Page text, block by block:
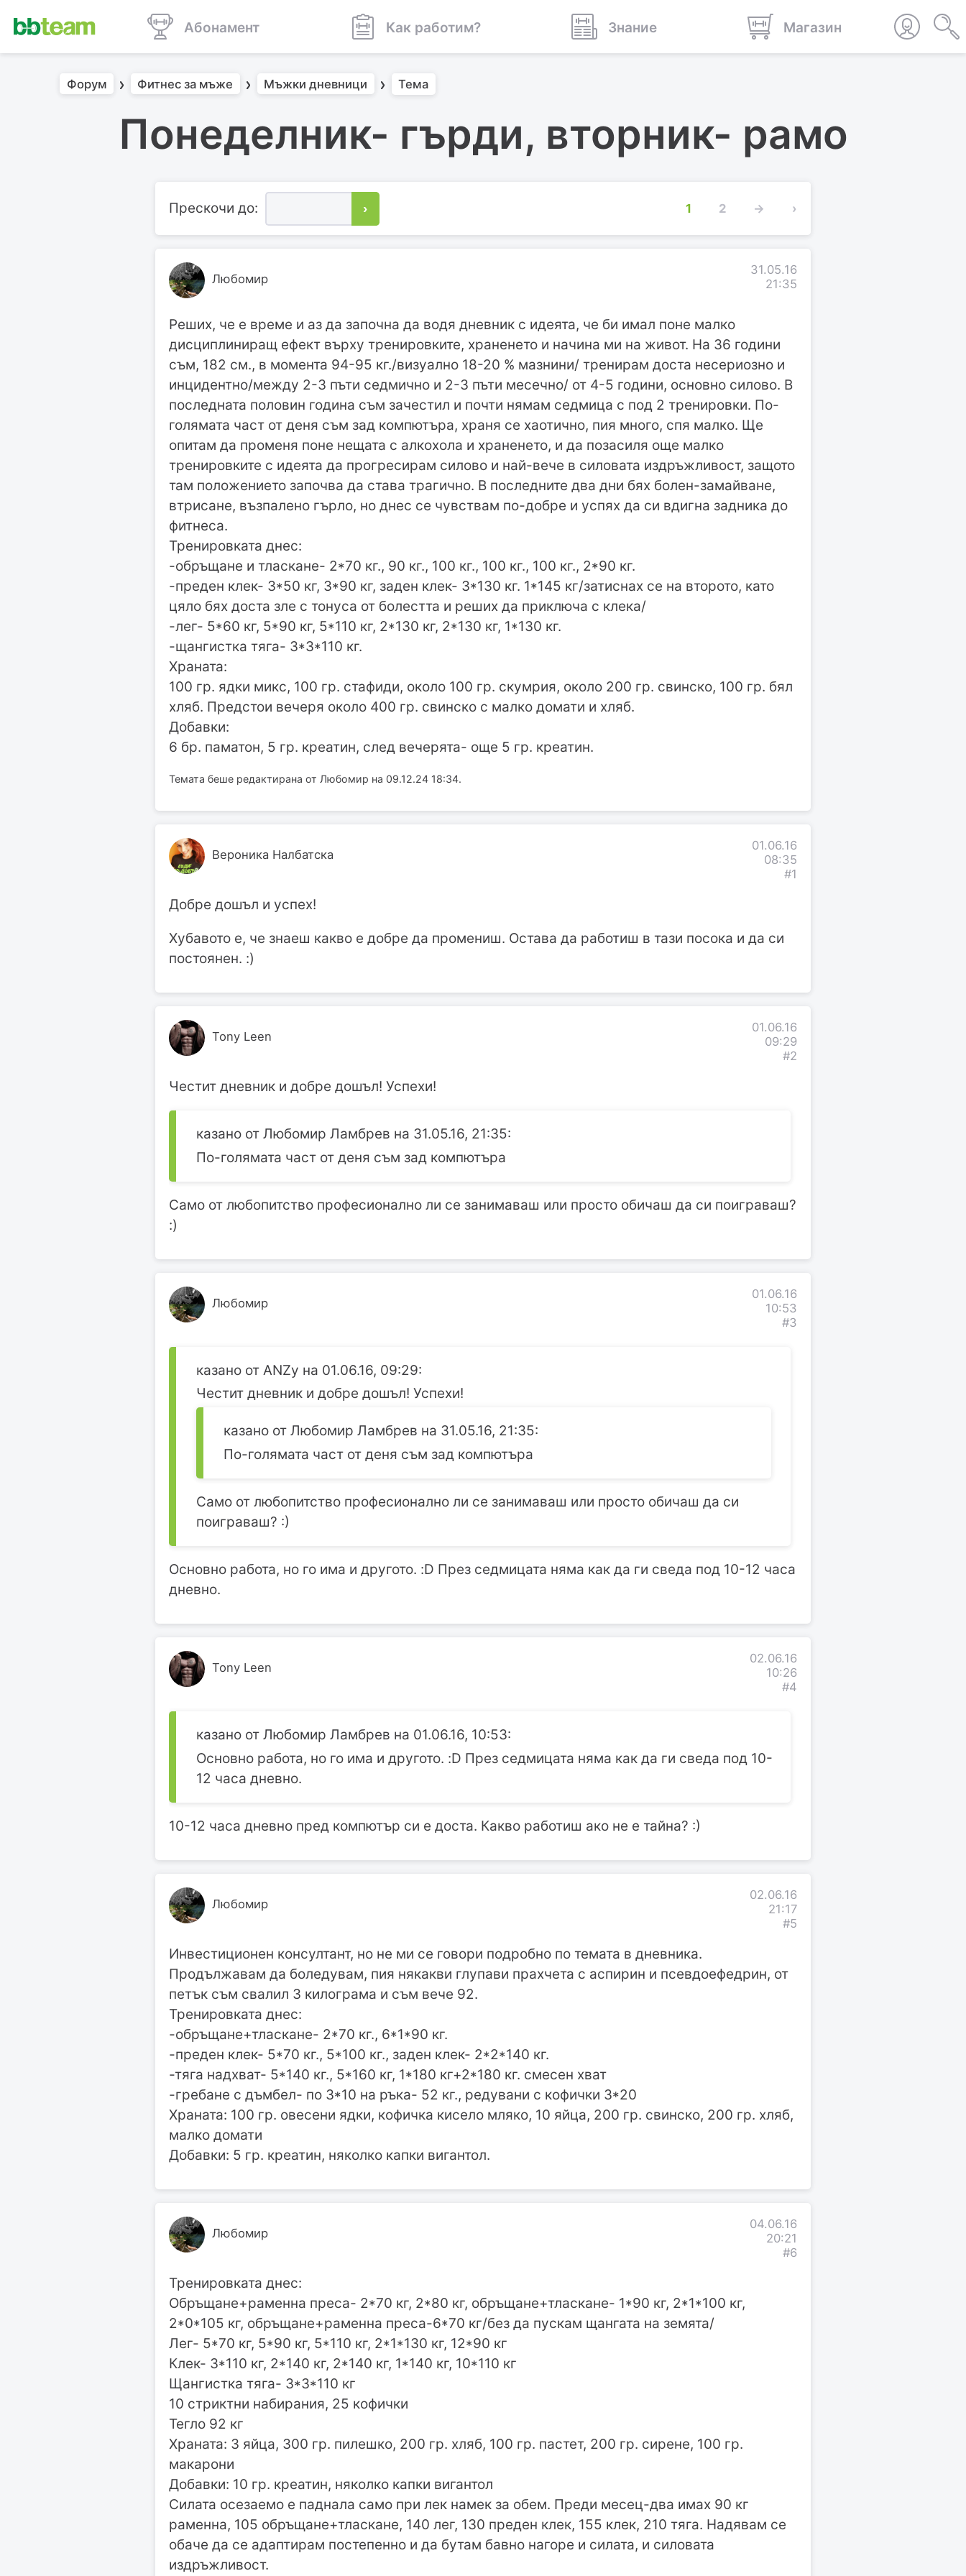
Абонамент Как работим? Знание Магазин
Форум Фитнес за мъже Мъжки дневници Тема
Понеделник- гърди, вторник- рамо
Прескочи до: › 1 2 → ›
Любомир
31.05.16
21:35
Реших, че е време и аз да започна да водя дневник с идеята, че би имал поне малко
дисциплиниращ ефект върху тренировките, храненето и начина ми на живот. На 36 години
съм, 182 см., в момента 94-95 кг./визуално 18-20 % мазнини/ тренирам доста несериозно и
инцидентно/между 2-3 пъти седмично и 2-3 пъти месечно/ от 4-5 години, основно силово. В
последната половин година съм зачестил и почти нямам седмица с под 2 тренировки. По-
голямата част от деня съм зад компютъра, храня се хаотично, пия много, спя малко. Ще
опитам да променя поне нещата с алкохола и храненето, и да позасиля още малко
тренировките с идеята да прогресирам силово и най-вече в силовата издръжливост, защото
там положението започва да става трагично. В последните два дни бях болен-замайване,
втрисане, възпалено гърло, но днес се чувствам по-добре и успях да си вдигна задника до
фитнеса.
Тренировката днес:
-обръщане и тласкане- 2*70 кг., 90 кг., 100 кг., 100 кг., 100 кг., 2*90 кг.
-преден клек- 3*50 кг, 3*90 кг, заден клек- 3*130 кг. 1*145 кг/затиснах се на второто, като
цяло бях доста зле с тонуса от болестта и реших да приключа с клека/
-лег- 5*60 кг, 5*90 кг, 5*110 кг, 2*130 кг, 2*130 кг, 1*130 кг.
-щангистка тяга- 3*3*110 кг.
Храната:
100 гр. ядки микс, 100 гр. стафиди, около 100 гр. скумрия, около 200 гр. свинско, 100 гр. бял
хляб. Предстои вечеря около 400 гр. свинско с малко домати и хляб.
Добавки:
6 бр. паматон, 5 гр. креатин, след вечерята- още 5 гр. креатин.
Темата беше редактирана от Любомир на 09.12.24 18:34.
Вероника Налбатска
01.06.16
08:35
#1
Добре дошъл и успех!
Хубавото е, че знаеш какво е добре да промениш. Остава да работиш в тази посока и да си
постоянен. :)
Tony Leen
01.06.16
09:29
#2
Честит дневник и добре дошъл! Успехи!
казано от Любомир Ламбрев на 31.05.16, 21:35:
По-голямата част от деня съм зад компютъра
Само от любопитство професионално ли се занимаваш или просто обичаш да си поиграваш?
:)
Любомир
01.06.16
10:53
#3
казано от ANZy на 01.06.16, 09:29:
Честит дневник и добре дошъл! Успехи!
казано от Любомир Ламбрев на 31.05.16, 21:35:
По-голямата част от деня съм зад компютъра
Само от любопитство професионално ли се занимаваш или просто обичаш да си
поиграваш? :)
Основно работа, но го има и другото. :D През седмицата няма как да ги сведа под 10-12 часа
дневно.
Tony Leen
02.06.16
10:26
#4
казано от Любомир Ламбрев на 01.06.16, 10:53:
Основно работа, но го има и другото. :D През седмицата няма как да ги сведа под 10-
12 часа дневно.
10-12 часа дневно пред компютър си е доста. Какво работиш ако не е тайна? :)
Любомир
02.06.16
21:17
#5
Инвестиционен консултант, но не ми се говори подробно по темата в дневника.
Продължавам да боледувам, пия някакви глупави прахчета с аспирин и псевдоефедрин, от
петък съм свалил 3 килограма и съм вече 92.
Тренировката днес:
-обръщане+тласкане- 2*70 кг., 6*1*90 кг.
-преден клек- 5*70 кг., 5*100 кг., заден клек- 2*2*140 кг.
-тяга надхват- 5*140 кг., 5*160 кг, 1*180 кг+2*180 кг. смесен хват
-гребане с дъмбел- по 3*10 на ръка- 52 кг., редувани с кофички 3*20
Храната: 100 гр. овесени ядки, кофичка кисело мляко, 10 яйца, 200 гр. свинско, 200 гр. хляб,
малко домати
Добавки: 5 гр. креатин, няколко капки вигантол.
Любомир
04.06.16
20:21
#6
Тренировката днес:
Обръщане+раменна преса- 2*70 кг, 2*80 кг, обръщане+тласкане- 1*90 кг, 2*1*100 кг,
2*0*105 кг, обръщане+раменна преса-6*70 кг/без да пускам щангата на земята/
Лег- 5*70 кг, 5*90 кг, 5*110 кг, 2*1*130 кг, 12*90 кг
Клек- 3*110 кг, 2*140 кг, 2*140 кг, 1*140 кг, 10*110 кг
Щангистка тяга- 3*3*110 кг
10 стриктни набирания, 25 кофички
Тегло 92 кг
Храната: 3 яйца, 300 гр. пилешко, 200 гр. хляб, 100 гр. пастет, 200 гр. сирене, 100 гр.
макарони
Добавки: 10 гр. креатин, няколко капки вигантол
Силата осезаемо е паднала само при лек намек за обем. Преди месец-два имах 90 кг
раменна, 105 обръщане+тласкане, 140 лег, 130 преден клек, 155 клек, 210 тяга. Надявам се
обаче да се адаптирам постепенно и да бутам бавно нагоре и силата, и силовата
издръжливост.